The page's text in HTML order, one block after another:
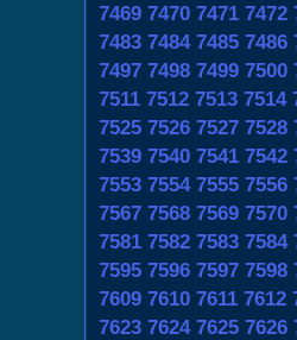
7469 7470 7471 7472
7483 7484 7485 7486
7497 7498 7499 7500
7511 7512 7513 7514
7525 7526 7527 7528
7539 7540 7541 7542
7553 7554 7555 7556
7567 7568 7569 7570
7581 7582 7583 7584
7595 7596 7597 7598
7609 7610 7611 7612
7623 7624 7625 7626